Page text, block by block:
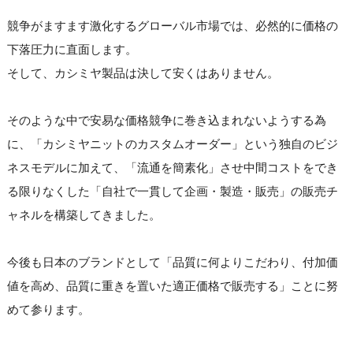
競争がますます激化するグローバル市場では、必然的に価格の
下落圧力に直面します。
そして、カシミヤ製品は決して安くはありません。
そのような中で安易な価格競争に巻き込まれないようする為
に、「カシミヤニットのカスタムオーダー」という独自のビジ
ネスモデルに加えて、「流通を簡素化」させ中間コストをでき
る限りなくした「自社で一貫して企画・製造・販売」の販売チ
ャネルを構築してきました。
今後も日本のブランドとして「品質に何よりこだわり、付加価
値を高め、品質に重きを置いた適正価格で販売する」ことに努
めて参ります。